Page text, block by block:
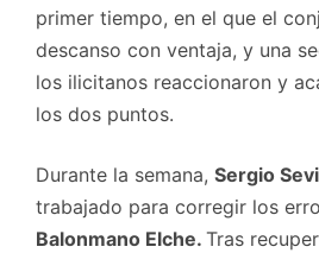
primer tiempo, en el que el
descanso con ventaja, y una
los ilicitanos reaccionaron y
los dos puntos.
Durante la semana, Sergio
trabajado para corregir los
Balonmano Elche. Tras